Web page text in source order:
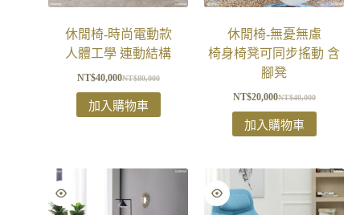
休閒椅-時尚電動款
人體工學 連動結構
NT$80,000
NT$40,000
加入購物車
休閒椅-無憂無慮
椅身椅凳可同步搖動 含
腳凳
NT$40,000
NT$20,000
加入購物車